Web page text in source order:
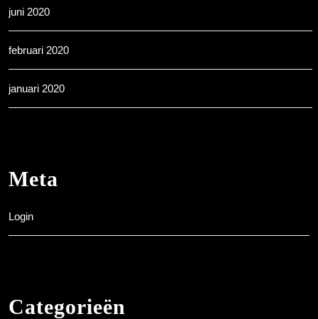
juni 2020
februari 2020
januari 2020
Meta
Login
Categorieën